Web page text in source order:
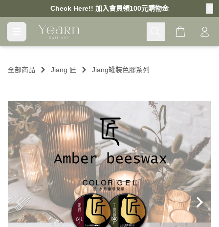
Check Here!! 加入會員領100元購物金
Cart
全部商品 Jiang 匠 Jiang罐裝色膠系列